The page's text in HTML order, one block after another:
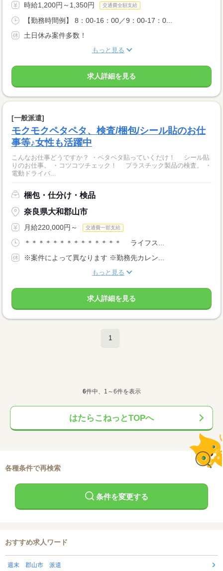
時給1,200円～1,350円 交通費全額支給
【勤務時間例】 8：00-16：00／9：00-17：0...
土日休み案件多数！
もっと見る
求人詳細を見る
[一般派遣]
モクモクペタペタ、検査/梱包/シール貼のお仕
事等♪女性も活躍中
こんなお仕事どうですか？ ・ペタペタ貼っていくだけ！ シール貼
りのお仕事。 ・コツコツチェック！ プラスチック製品の検査。 ・
電動ドライバ...
梱包・仕分け・検品
奈良県大和郡山市
月給220,000円～ 交通費一部支給
＊＊＊＊＊＊＊＊＊＊＊＊＊＊ ライフス...
※案件によって異なります ※勤務先カレン...
もっと見る
求人詳細を見る
1
6件中、1～6件を表示
はたらこねっとTOPへ
各種条件で再検索
条件を変更する
おすすめ求人ワード
週末 郡山市 派遣